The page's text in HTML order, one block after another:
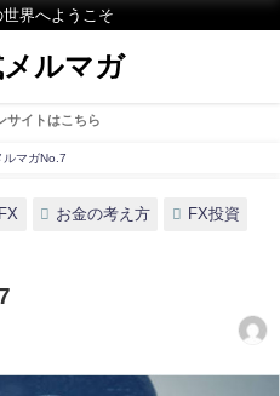
界へようこそ
ルマガ
サイトはこちら
ルマガNo.7
FX お金の考え方 FX投資